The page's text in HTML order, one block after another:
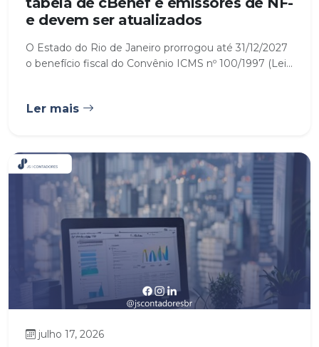
e devem ser atualizados
O Estado do Rio de Janeiro prorrogou até 31/12/2027
o benefício fiscal do Convênio ICMS nº 100/1997 (Lei...
Ler mais
julho 17, 2026